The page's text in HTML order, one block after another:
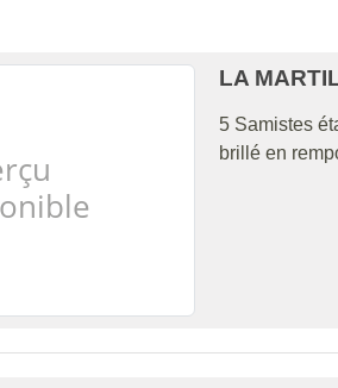
LA
5 Samistes
brillé en